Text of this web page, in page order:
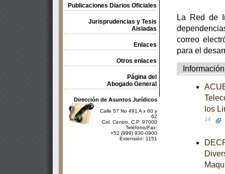
Publicaciones Diarios Oficiales
Jurisprudencias y Tesis
Aisladas
Enlaces
Otros enlaces
Página del
Abogado General
Dirección de Asuntos Jurídicos
Calle 57 No 491 A x 60 y
62
Col. Centro, C.P. 97000
Teléfono/Fax:
+52 (999) 930-0900
Extensión: 1151
La Red de
correo
para el
Información
los
14